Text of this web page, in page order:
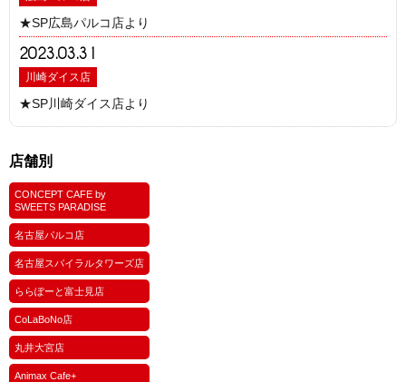
★SP広島パルコ店より
2023.03.31
川崎ダイス店
★SP川崎ダイス店より
店舗別
CONCEPT CAFE by
SWEETS PARADISE
名古屋パルコ店
名古屋スパイラルタワーズ店
ららぽーと富士見店
CoLaBoNo店
丸井大宮店
Animax Cafe+